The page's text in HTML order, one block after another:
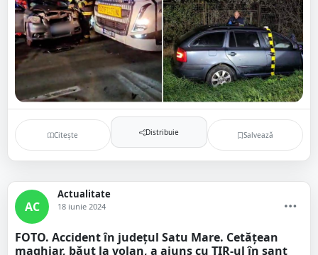
Citește Distribuie Salvează
AC
Actualitate
18 iunie 2024
FOTO. Accident în județul Satu Mare. Cetățean
maghiar, băut la volan, a ajuns cu TIR-ul în șanț